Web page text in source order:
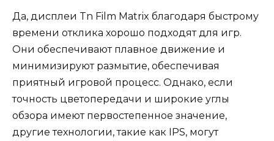
Да, дисплеи Tn Film Matrix благодаря быстрому
времени отклика хорошо подходят для игр.
Они обеспечивают плавное движение и
минимизируют размытие, обеспечивая
приятный игровой процесс. Однако, если
точность цветопередачи и широкие углы
обзора имеют первостепенное значение,
другие технологии, такие как IPS, могут